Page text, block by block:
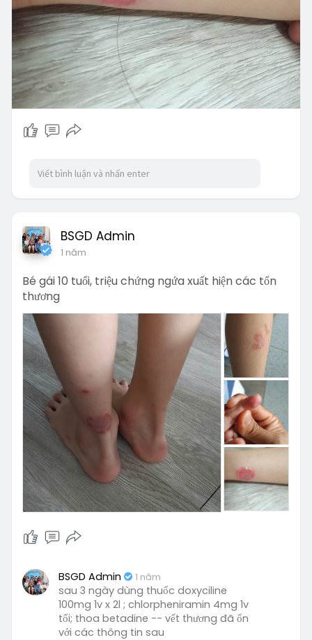
BSGD Admin
1 năm
Bé gái 10 tuổi, triệu chứng ngứa xuất hiện các tổn
thương
BSGD Admin 1 năm
sau 3 ngày dùng thuốc doxyciline
100mg 1v x 2l ; chlorpheniramin 4mg 1v
tối; thoa betadine -- vết thương đã ổn
với các thông tin sau